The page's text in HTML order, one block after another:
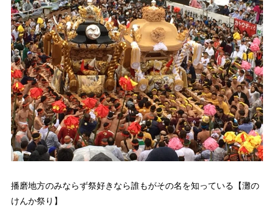
播磨地方のみならず祭好きなら誰もがその名を知っている【灘の
けんか祭り】